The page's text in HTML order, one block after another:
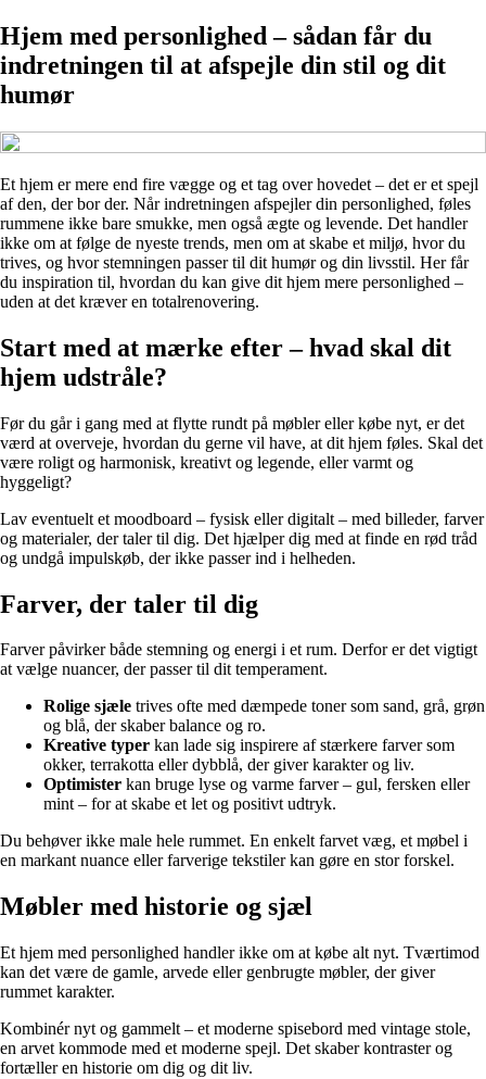
Hjem med personlighed – sådan får du
indretningen til at afspejle din stil og dit
humør
Et hjem er mere end fire vægge og et tag over hovedet – det er et spejl
af den, der bor der. Når indretningen afspejler din personlighed, føles
rummene ikke bare smukke, men også ægte og levende. Det handler
ikke om at følge de nyeste trends, men om at skabe et miljø, hvor du
trives, og hvor stemningen passer til dit humør og din livsstil. Her får
du inspiration til, hvordan du kan give dit hjem mere personlighed –
uden at det kræver en totalrenovering.
Start med at mærke efter – hvad skal dit
hjem udstråle?
Før du går i gang med at flytte rundt på møbler eller købe nyt, er det
værd at overveje, hvordan du gerne vil have, at dit hjem føles. Skal det
være roligt og harmonisk, kreativt og legende, eller varmt og
hyggeligt?
Lav eventuelt et moodboard – fysisk eller digitalt – med billeder, farver
og materialer, der taler til dig. Det hjælper dig med at finde en rød tråd
og undgå impulskøb, der ikke passer ind i helheden.
Farver, der taler til dig
Farver påvirker både stemning og energi i et rum. Derfor er det vigtigt
at vælge nuancer, der passer til dit temperament.
Rolige sjæle trives ofte med dæmpede toner som sand, grå, grøn
og blå, der skaber balance og ro.
Kreative typer kan lade sig inspirere af stærkere farver som
okker, terrakotta eller dybblå, der giver karakter og liv.
Optimister kan bruge lyse og varme farver – gul, fersken eller
mint – for at skabe et let og positivt udtryk.
Du behøver ikke male hele rummet. En enkelt farvet væg, et møbel i
en markant nuance eller farverige tekstiler kan gøre en stor forskel.
Møbler med historie og sjæl
Et hjem med personlighed handler ikke om at købe alt nyt. Tværtimod
kan det være de gamle, arvede eller genbrugte møbler, der giver
rummet karakter.
Kombinér nyt og gammelt – et moderne spisebord med vintage stole,
en arvet kommode med et moderne spejl. Det skaber kontraster og
fortæller en historie om dig og dit liv.